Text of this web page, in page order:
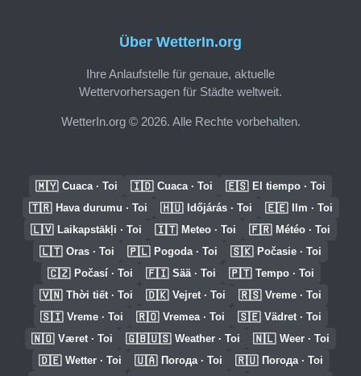
Über WetterIn.org
Ihre Anlaufstelle für genaue, aktuelle
Wettervorhersagen für Städte weltweit.
WetterIn.org © 2026. Alle Rechte vorbehalten.
🇲🇾 Cuaca · Toi 🇮🇩 Cuaca · Toi 🇪🇸 El tiempo · Toi
🇹🇷 Hava durumu · Toi 🇭🇺 Időjárás · Toi 🇪🇪 Ilm · Toi
🇱🇻 Laikapstākļi · Toi 🇮🇹 Meteo · Toi 🇫🇷 Météo · Toi
🇱🇹 Oras · Toi 🇵🇱 Pogoda · Toi 🇸🇰 Počasie · Toi
🇨🇿 Počasí · Toi 🇫🇮 Sää · Toi 🇵🇹 Tempo · Toi
🇻🇳 Thời tiết · Toi 🇩🇰 Vejret · Toi 🇷🇸 Vreme · Toi
🇸🇮 Vreme · Toi 🇷🇴 Vremea · Toi 🇸🇪 Vädret · Toi
🇳🇴 Været · Toi 🇬🇧🇺🇸 Weather · Toi 🇳🇱 Weer · Toi
🇩🇪 Wetter · Toi 🇺🇦 Погода · Toi 🇷🇺 Погода · Toi